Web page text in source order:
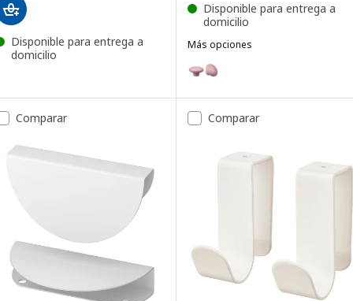
Disponible para entrega a
domicilio
Disponible para entrega a
domicilio
Más opciones
Opción: PLOCKAR, Pomo,
Comparar Comparar